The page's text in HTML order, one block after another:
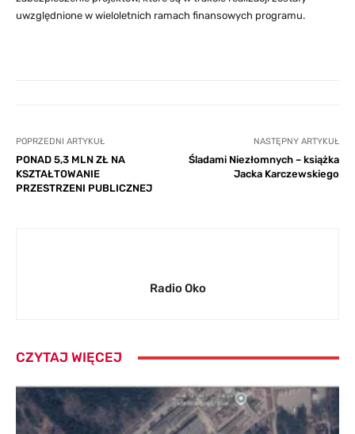
uwzględnione w wieloletnich ramach finansowych programu.
POPRZEDNI ARTYKUŁ
PONAD 5,3 MLN ZŁ NA
KSZTAŁTOWANIE
PRZESTRZENI PUBLICZNEJ
NASTĘPNY ARTYKUŁ
Śladami Niezłomnych – książka
Jacka Karczewskiego
Radio Oko
CZYTAJ WIĘCEJ